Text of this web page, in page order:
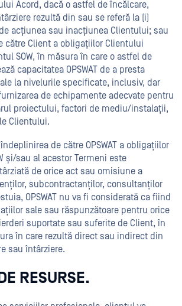
Acord, dacă o astfel de încălcare,
rezultă din sau se referă la (i)
acțiunea sau inacțiunea Clientului; sau
către Client a obligațiilor Clientului
SOW, în măsura în care o astfel de
capacitatea OPSWAT de a presta
la nivelurile specificate, inclusiv, dar
de echipamente adecvate pentru
proiectului, factori de mediu/instalații,
Clientului.
de către OPSWAT a obligațiilor
și/sau al acestor Termeni este
de orice act sau omisiune a
subcontractanților, consultanților
OPSWAT nu va fi considerată ca fiind
sale sau răspunzătoare pentru orice
suportate sau suferite de Client, în
în care rezultă direct sau indirect din
sau întârziere.
RESURSE.